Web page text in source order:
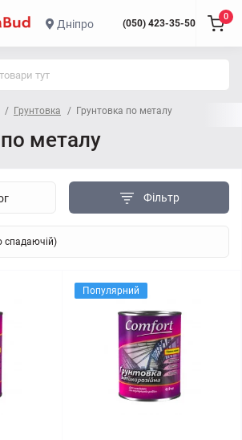
Дніпро (050) 423-35-50
0
Грунтовка Грунтовка по металу
металу
Фільтр
Популярний